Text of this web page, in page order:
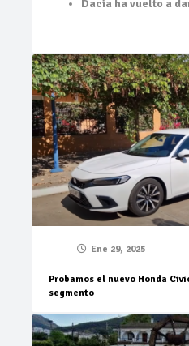
Dacia ha vuelto a
Ene 29, 2025
Probamos el nuevo Honda
segmento